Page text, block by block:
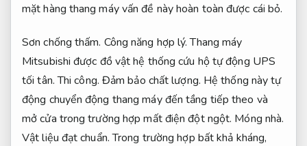
mặt hàng thang máy vấn đề này hoàn toàn được cái bỏ.
Sơn chống thấm. Công năng hợp lý.Thang máy
Mitsubishi được đồ vật hệ thống cứu hộ tự động UPS
tối tân.Thi công. Đảm bảo chất lượng. Hệ thống này tự
động chuyển động thang máy đến tầng tiếp theo và
mở cửa trong trường hợp mất điện đột ngột. Móng nhà.
Vật liệu đạt chuẩn.Trong trường hợp bất khả kháng,